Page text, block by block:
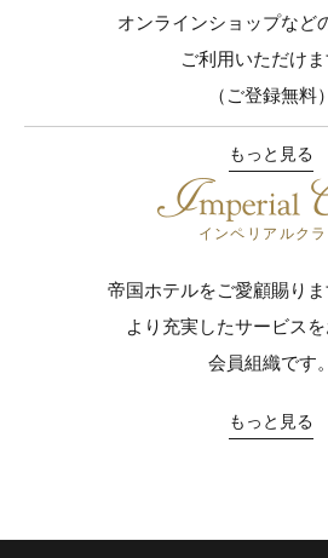
オンラインショップなど
ご利用いただけま
（ご登録無料）
もっと見る
インペリアルク
帝国ホテルをご愛顧賜りま
より充実したサービス
会員組織です。
もっと見る